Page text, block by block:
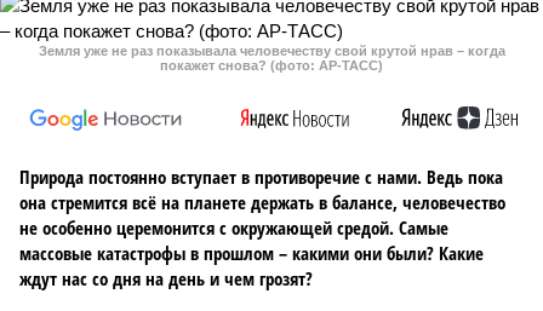
Земля уже не раз показывала человечеству свой крутой нрав – когда
покажет снова? (фото: АР-ТАСС)
Природа постоянно вступает в противоречие с нами. Ведь пока
она стремится всё на планете держать в балансе, человечество
не особенно церемонится с окружающей средой. Самые
массовые катастрофы в прошлом – какими они были? Какие
ждут нас со дня на день и чем грозят?